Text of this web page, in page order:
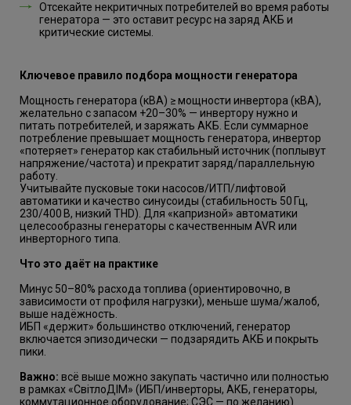
Отсекайте некритичных потребителей во время работы
генератора — это оставит ресурс на заряд АКБ и
критические системы.
Ключевое правило подбора мощности генератора
Мощность генератора (кВА) ≥ мощности инвертора (кВА),
желательно с запасом +20–30% — инвертору нужно и
питать потребителей, и заряжать АКБ. Если суммарное
потребление превышает мощность генератора, инвертор
«потеряет» генератор как стабильный источник (поплывут
напряжение/частота) и прекратит заряд/параллельную
работу.
Учитывайте пусковые токи насосов/ИТП/лифтовой
автоматики и качество синусоиды (стабильность 50 Гц,
230/400 В, низкий THD). Для «капризной» автоматики
целесообразны генераторы с качественным AVR или
инверторного типа.
Что это даёт на практике
Минус 50–80% расхода топлива (ориентировочно, в
зависимости от профиля нагрузки), меньше шума/жалоб,
выше надёжность.
ИБП «держит» большинство отключений, генератор
включается эпизодически — подзарядить АКБ и покрыть
пики.
Важно: всё выше можно закупать частично или полностью
в рамках «СвітлоДІМ» (ИБП/инверторы, АКБ, генераторы,
коммутационное оборудование; СЭС — по желанию).